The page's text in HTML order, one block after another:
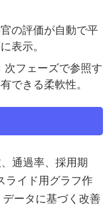
の評価が自動で平
表示。
次フェーズで参照す
できる柔軟性。
通過率、採用期
ライド用グラフ作
ータに基づく改善